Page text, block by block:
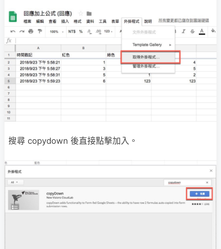
搜尋 copydown 後直接點擊加入。